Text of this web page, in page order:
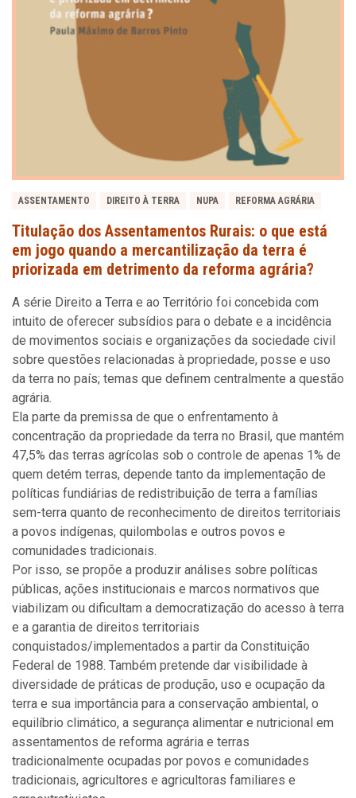
ASSENTAMENTO DIREITO À TERRA NUPA REFORMA AGRÁRIA
Titulação dos Assentamentos Rurais: o que está
em jogo quando a mercantilização da terra é
priorizada em detrimento da reforma agrária?
A série Direito a Terra e ao Território foi concebida com
intuito de oferecer subsídios para o debate e a incidência
de movimentos sociais e organizações da sociedade civil
sobre questões relacionadas à propriedade, posse e uso
da terra no país; temas que definem centralmente a questão
agrária.
Ela parte da premissa de que o enfrentamento à
concentração da propriedade da terra no Brasil, que mantém
47,5% das terras agrícolas sob o controle de apenas 1% de
quem detém terras, depende tanto da implementação de
políticas fundiárias de redistribuição de terra a famílias
sem-terra quanto de reconhecimento de direitos territoriais
a povos indígenas, quilombolas e outros povos e
comunidades tradicionais.
Por isso, se propõe a produzir análises sobre políticas
públicas, ações institucionais e marcos normativos que
viabilizam ou dificultam a democratização do acesso à terra
e a garantia de direitos territoriais
conquistados/implementados a partir da Constituição
Federal de 1988. Também pretende dar visibilidade à
diversidade de práticas de produção, uso e ocupação da
terra e sua importância para a conservação ambiental, o
equilíbrio climático, a segurança alimentar e nutricional em
assentamentos de reforma agrária e terras
tradicionalmente ocupadas por povos e comunidades
tradicionais, agricultores e agricultoras familiares e